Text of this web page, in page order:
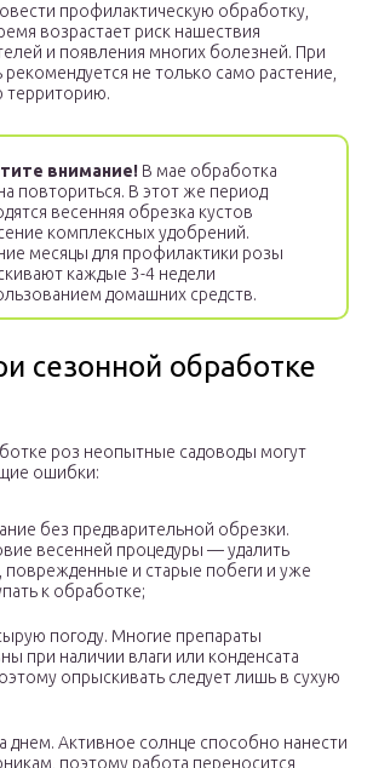
профилактическую обработку,
возрастает риск нашествия
и появления многих болезней. При
не только само растение,
территорию.
внимание! В мае обработка
повториться. В этот же период
весенняя обрезка кустов
комплексных удобрений.
месяцы для профилактики розы
каждые 3-4 недели
домашних средств.
сезонной обработке
роз неопытные садоводы могут
ошибки:
без предварительной обрезки.
весенней процедуры — удалить
и старые побеги и уже
к обработке;
погоду. Многие препараты
при наличии влаги или конденсата
опрыскивать следует лишь в сухую
днем. Активное солнце способно нанести
поэтому работа переносится